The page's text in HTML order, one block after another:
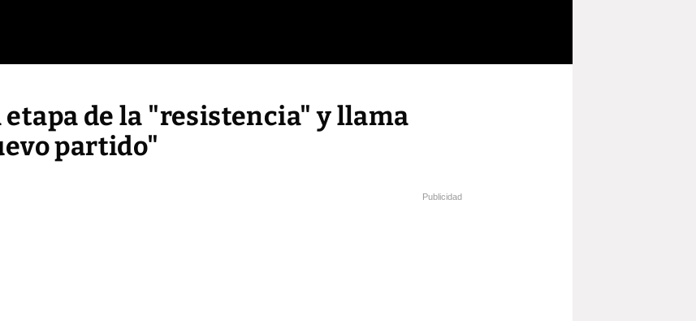
de la "resistencia" y llama
partido"
Publicidad